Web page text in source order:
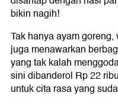
bikin nagih!
Tak hanya ayam
juga menawarkan
yang tak kalah
sini dibanderol Rp 22
untuk cita rasa yang